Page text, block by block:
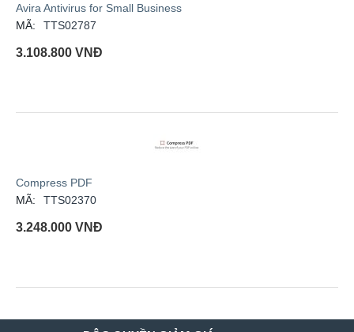
Avira Antivirus for Small Business
MÃ:
TTS02787
3.108.800 VNĐ
Compress PDF
MÃ:
TTS02370
3.248.000 VNĐ